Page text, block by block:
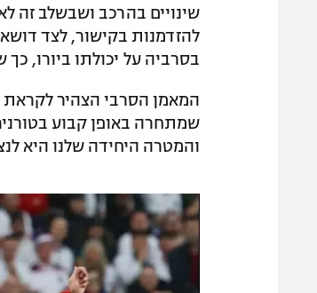
שינויים בהרכב ושבשלב זה
להזדמנות בקישור, לצד
בסרביה על יכולתו ביורו,
המאמן הסרבי הצהיר
שמתחרה באופן קבוע
והמטרה היחידה שלנו היא